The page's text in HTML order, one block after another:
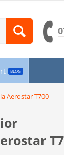
BLOG
Aerostar T700